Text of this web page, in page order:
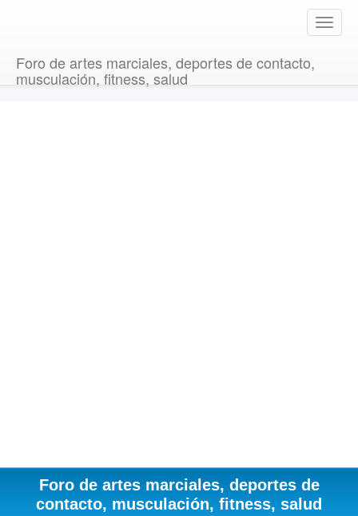
T
o
Foro de artes marciales, deportes de contacto,
musculación, fitness, salud
Foro de artes marciales, deportes de
contacto, musculación, fitness, salud